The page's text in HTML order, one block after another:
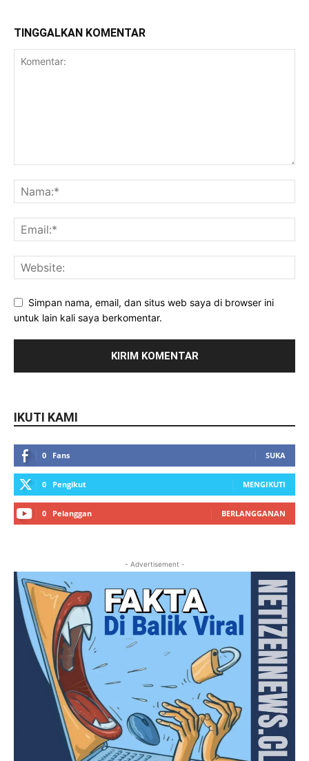
TINGGALKAN KOMENTAR
Simpan nama, email, dan situs web saya di browser ini
untuk lain kali saya berkomentar.
IKUTI KAMI
0 Fans SUKA
0 Pengikut MENGIKUTI
0 Pelanggan BERLANGGANAN
- Advertisement -